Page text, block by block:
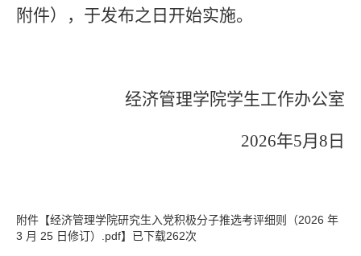
附件），于发布之日开始实施。
经济管理学院学生工作办公室
2026年5月8日
附件【经济管理学院研究生入党积极分子推选考评细则（2026 年
3 月 25 日修订）.pdf】已下载262次